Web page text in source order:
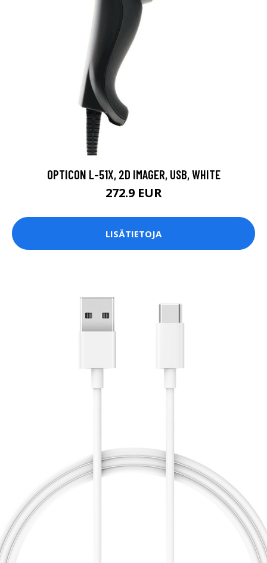
OPTICON L-51X, 2D IMAGER, USB, WHITE
272.9 EUR
LISÄTIETOJA